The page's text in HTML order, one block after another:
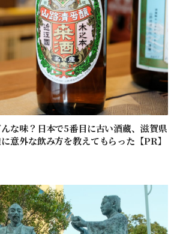
な味？日本で5番目に古い酒蔵、滋賀県
意外な飲み方を教えてもらった【PR】